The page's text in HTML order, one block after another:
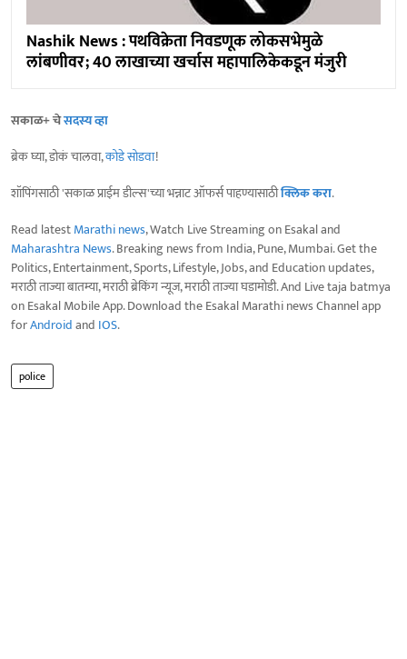
Nashik News : पथविक्रेता निवडणूक लोकसभेमुळे
लांबणीवर; 40 लाखाच्या खर्चास महापालिकेकडून मंजुरी
सकाळ+ चेसदस्य व्हा
ब्रेक घ्या, डोकं चालवा,कोडे सोडवा!
शॉपिंगसाठी 'सकाळ प्राईम डील्स'च्या भन्नाट ऑफर्स पाहण्यासाठीक्लिक करा.
Read latestMarathi news, Watch Live Streaming on Esakal and
Maharashtra News. Breaking news from India, Pune, Mumbai. Get the
Politics, Entertainment, Sports, Lifestyle, Jobs, and Education updates,
मराठी ताज्या बातम्या, मराठी ब्रेकिंग न्यूज, मराठी ताज्या घडामोडी. And Live taja batmya
on Esakal Mobile App. Download the Esakal Marathi news Channel app
forAndroidand IOS.
police